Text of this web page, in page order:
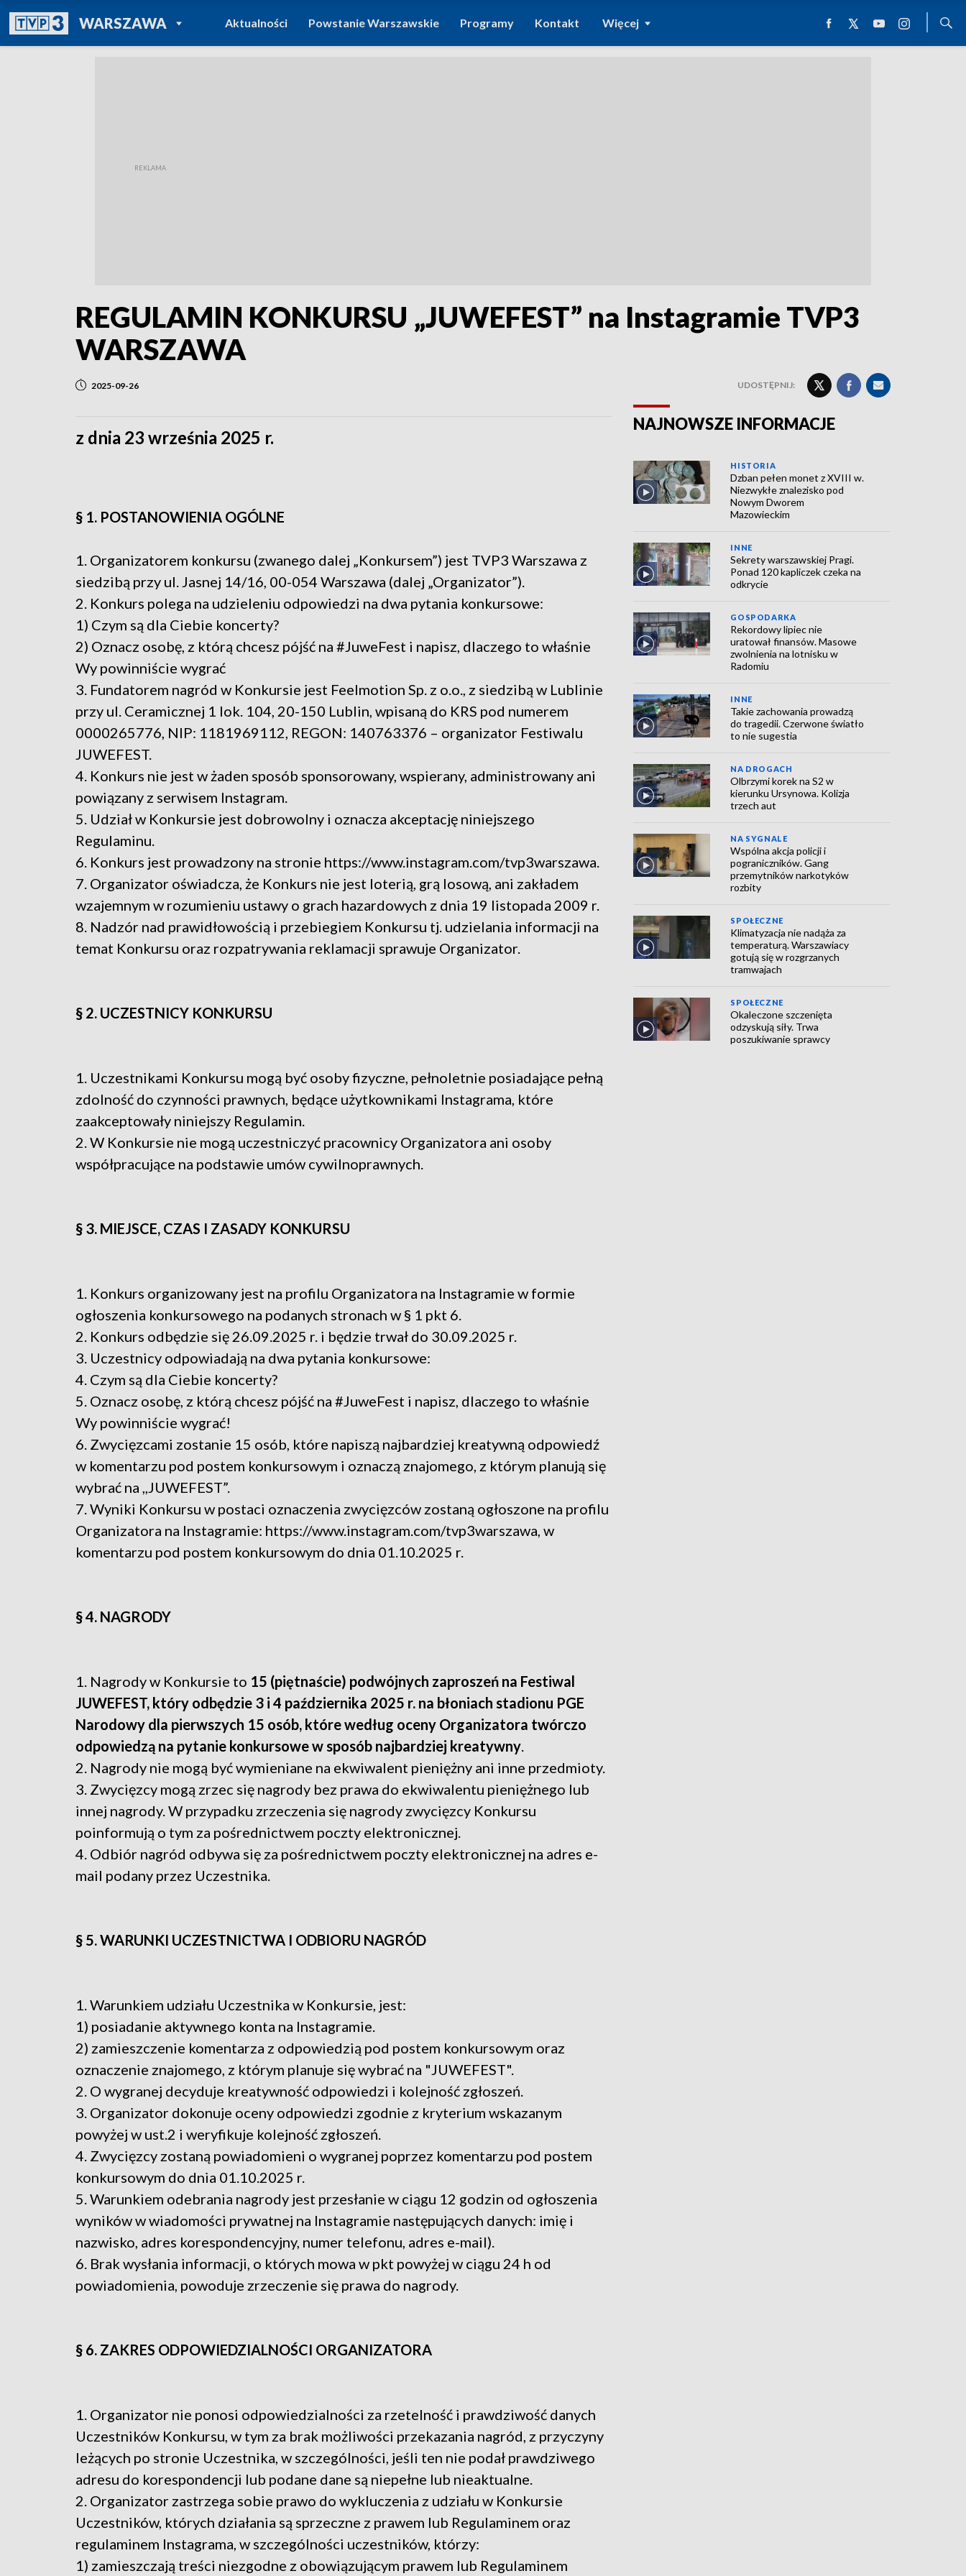
WARSZAWAPOWRÓT DO
TVP REGIONY
Aktualności Powstanie Warszawskie Programy Kontakt Więcej
REGULAMIN KONKURSU „JUWEFEST” na Instagramie TVP3
WARSZAWA
2025-09-26 UDOSTĘPNIJ:
z dnia 23 września 2025 r.
§ 1. POSTANOWIENIA OGÓLNE
1. Organizatorem konkursu (zwanego dalej „Konkursem”) jest TVP3 Warszawa z
siedzibą przy ul. Jasnej 14/16, 00-054 Warszawa (dalej „Organizator”).
2. Konkurs polega na udzieleniu odpowiedzi na dwa pytania konkursowe:
1) Czym są dla Ciebie koncerty?
2) Oznacz osobę, z którą chcesz pójść na #JuweFest i napisz, dlaczego to właśnie
Wy powinniście wygrać
3. Fundatorem nagród w Konkursie jest Feelmotion Sp. z o.o., z siedzibą w Lublinie
przy ul. Ceramicznej 1 lok. 104, 20-150 Lublin, wpisaną do KRS pod numerem
0000265776, NIP: 1181969112, REGON: 140763376 – organizator Festiwalu
JUWEFEST.
4. Konkurs nie jest w żaden sposób sponsorowany, wspierany, administrowany ani
powiązany z serwisem Instagram.
5. Udział w Konkursie jest dobrowolny i oznacza akceptację niniejszego
Regulaminu.
6. Konkurs jest prowadzony na stronie https://www.instagram.com/tvp3warszawa.
7. Organizator oświadcza, że Konkurs nie jest loterią, grą losową, ani zakładem
wzajemnym w rozumieniu ustawy o grach hazardowych z dnia 19 listopada 2009 r.
8. Nadzór nad prawidłowością i przebiegiem Konkursu tj. udzielania informacji na
temat Konkursu oraz rozpatrywania reklamacji sprawuje Organizator.
§ 2. UCZESTNICY KONKURSU
1. Uczestnikami Konkursu mogą być osoby fizyczne, pełnoletnie posiadające pełną
zdolność do czynności prawnych, będące użytkownikami Instagrama, które
zaakceptowały niniejszy Regulamin.
2. W Konkursie nie mogą uczestniczyć pracownicy Organizatora ani osoby
współpracujące na podstawie umów cywilnoprawnych.
§ 3. MIEJSCE, CZAS I ZASADY KONKURSU
1. Konkurs organizowany jest na profilu Organizatora na Instagramie w formie
ogłoszenia konkursowego na podanych stronach w § 1 pkt 6.
2. Konkurs odbędzie się 26.09.2025 r. i będzie trwał do 30.09.2025 r.
3. Uczestnicy odpowiadają na dwa pytania konkursowe:
4. Czym są dla Ciebie koncerty?
5. Oznacz osobę, z którą chcesz pójść na #JuweFest i napisz, dlaczego to właśnie
Wy powinniście wygrać!
6. Zwycięzcami zostanie 15 osób, które napiszą najbardziej kreatywną odpowiedź
w komentarzu pod postem konkursowym i oznaczą znajomego, z którym planują się
wybrać na ,,JUWEFEST”.
7. Wyniki Konkursu w postaci oznaczenia zwycięzców zostaną ogłoszone na profilu
Organizatora na Instagramie: https://www.instagram.com/tvp3warszawa, w
komentarzu pod postem konkursowym do dnia 01.10.2025 r.
§ 4. NAGRODY
1. Nagrody w Konkursie to 15 (piętnaście) podwójnych zaproszeń na Festiwal
JUWEFEST, który odbędzie 3 i 4 października 2025 r. na błoniach stadionu PGE
Narodowy dla pierwszych 15 osób, które według oceny Organizatora twórczo
odpowiedzą na pytanie konkursowe w sposób najbardziej kreatywny.
2. Nagrody nie mogą być wymieniane na ekwiwalent pieniężny ani inne przedmioty.
3. Zwycięzcy mogą zrzec się nagrody bez prawa do ekwiwalentu pieniężnego lub
innej nagrody. W przypadku zrzeczenia się nagrody zwycięzcy Konkursu
poinformują o tym za pośrednictwem poczty elektronicznej.
4. Odbiór nagród odbywa się za pośrednictwem poczty elektronicznej na adres e-
mail podany przez Uczestnika.
§ 5. WARUNKI UCZESTNICTWA I ODBIORU NAGRÓD
1. Warunkiem udziału Uczestnika w Konkursie, jest:
1) posiadanie aktywnego konta na Instagramie.
2) zamieszczenie komentarza z odpowiedzią pod postem konkursowym oraz
oznaczenie znajomego, z którym planuje się wybrać na "JUWEFEST".
2. O wygranej decyduje kreatywność odpowiedzi i kolejność zgłoszeń.
3. Organizator dokonuje oceny odpowiedzi zgodnie z kryterium wskazanym
powyżej w ust.2 i weryfikuje kolejność zgłoszeń.
4. Zwycięzcy zostaną powiadomieni o wygranej poprzez komentarzu pod postem
konkursowym do dnia 01.10.2025 r.
5. Warunkiem odebrania nagrody jest przesłanie w ciągu 12 godzin od ogłoszenia
wyników w wiadomości prywatnej na Instagramie następujących danych: imię i
nazwisko, adres korespondencyjny, numer telefonu, adres e-mail).
6. Brak wysłania informacji, o których mowa w pkt powyżej w ciągu 24 h od
powiadomienia, powoduje zrzeczenie się prawa do nagrody.
§ 6. ZAKRES ODPOWIEDZIALNOŚCI ORGANIZATORA
1. Organizator nie ponosi odpowiedzialności za rzetelność i prawdziwość danych
Uczestników Konkursu, w tym za brak możliwości przekazania nagród, z przyczyny
leżących po stronie Uczestnika, w szczególności, jeśli ten nie podał prawdziwego
adresu do korespondencji lub podane dane są niepełne lub nieaktualne.
2. Organizator zastrzega sobie prawo do wykluczenia z udziału w Konkursie
Uczestników, których działania są sprzeczne z prawem lub Regulaminem oraz
regulaminem Instagrama, w szczególności uczestników, którzy:
1) zamieszczają treści niezgodne z obowiązującym prawem lub Regulaminem
NAJNOWSZE INFORMACJE
HISTORIA
Dzban pełen monet z XVIII w.
Niezwykłe znalezisko pod
Nowym Dworem
Mazowieckim
INNE
Sekrety warszawskiej Pragi.
Ponad 120 kapliczek czeka na
odkrycie
GOSPODARKA
Rekordowy lipiec nie
uratował finansów. Masowe
zwolnienia na lotnisku w
Radomiu
INNE
Takie zachowania prowadzą
do tragedii. Czerwone światło
to nie sugestia
NA DROGACH
Olbrzymi korek na S2 w
kierunku Ursynowa. Kolizja
trzech aut
NA SYGNALE
Wspólna akcja policji i
pograniczników. Gang
przemytników narkotyków
rozbity
SPOŁECZNE
Klimatyzacja nie nadąża za
temperaturą. Warszawiacy
gotują się w rozgrzanych
tramwajach
SPOŁECZNE
Okaleczone szczenięta
odzyskują siły. Trwa
poszukiwanie sprawcy